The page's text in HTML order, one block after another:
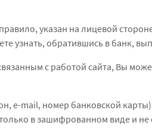
указан на лицевой
узнать, обратившись в банк,
с работой сайта, Вы
e-mail, номер банковской
в зашифрованном виде и не